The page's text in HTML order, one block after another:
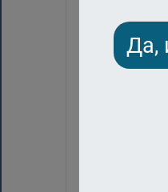
Да,
В наличии
Подарочный